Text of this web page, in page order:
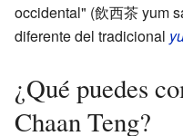
occidental" (飲西茶 yum
diferente del tradicional
¿Qué puedes
Chaan Teng?